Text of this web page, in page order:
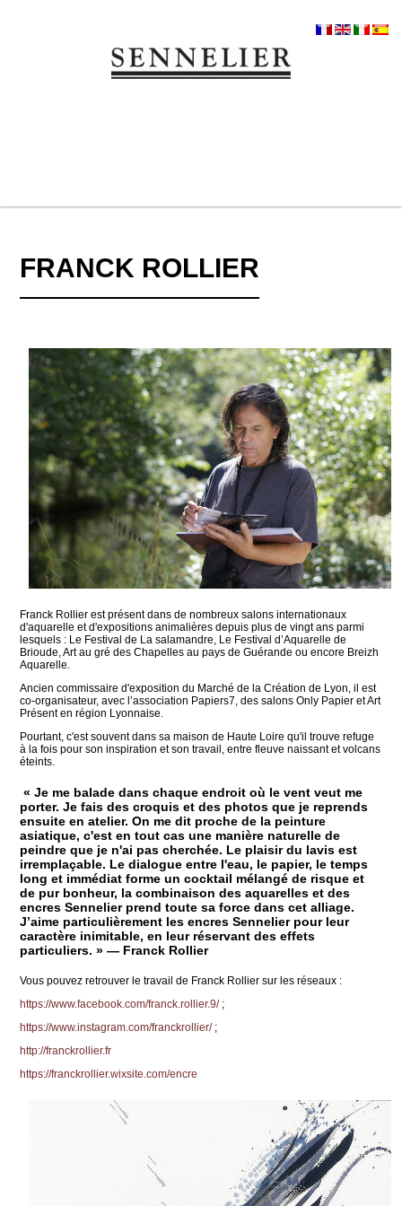
FRANCK ROLLIER
Franck Rollier est présent dans de nombreux salons internationaux
d'aquarelle et d'expositions animalières depuis plus de vingt ans parmi
lesquels : Le Festival de La salamandre, Le Festival d’Aquarelle de
Brioude, Art au gré des Chapelles au pays de Guérande ou encore Breizh
Aquarelle.
Ancien commissaire d'exposition du Marché de la Création de Lyon, il est
co-organisateur, avec l’association Papiers7, des salons Only Papier et Art
Présent en région Lyonnaise.
Pourtant, c'est souvent dans sa maison de Haute Loire qu'il trouve refuge
à la fois pour son inspiration et son travail, entre fleuve naissant et volcans
éteints.
« Je me balade dans chaque endroit où le vent veut me
porter. Je fais des croquis et des photos que je reprends
ensuite en atelier. On me dit proche de la peinture
asiatique, c'est en tout cas une manière naturelle de
peindre que je n'ai pas cherchée. Le plaisir du lavis est
irremplaçable. Le dialogue entre l'eau, le papier, le temps
long et immédiat forme un cocktail mélangé de risque et
de pur bonheur, la combinaison des aquarelles et des
encres Sennelier prend toute sa force dans cet alliage.
J’aime particulièrement les encres Sennelier pour leur
caractère inimitable, en leur réservant des effets
particuliers. » — Franck Rollier
Vous pouvez retrouver le travail de Franck Rollier sur les réseaux :
https://www.facebook.com/franck.rollier.9/ ;
https://www.instagram.com/franckrollier/ ;
http://franckrollier.fr
https://franckrollier.wixsite.com/encre